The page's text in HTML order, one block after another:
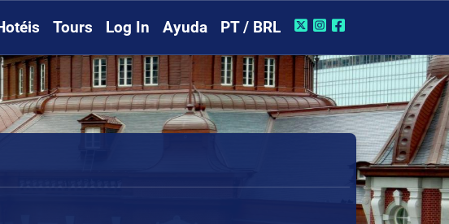
Tours Log In Ayuda PT / BRL